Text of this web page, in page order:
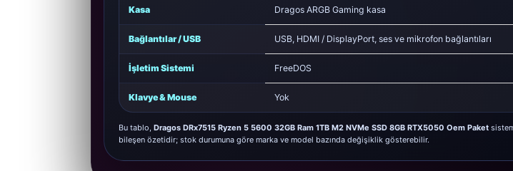
Kasa Dragos ARGB Gaming kasa
Bağlantılar / USB USB, HDMI / DisplayPort, ses ve mikrofon bağlantıları
İşletim Sistemi FreeDOS
Klavye & Mouse Yok
Bu tablo, Dragos DRx7515 Ryzen 5 5600 32GB Ram 1TB M2 NVMe SSD 8GB RTX5050 Oem Paket
bileşen özetidir; stok durumuna göre marka ve model bazında değişiklik gösterebilir.